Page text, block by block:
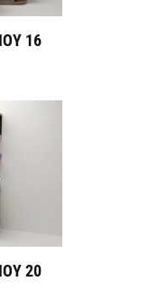
16
20